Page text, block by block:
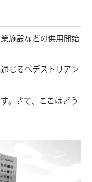
施設などの供用開始
じるペデストリアン
。さて、ここはどう